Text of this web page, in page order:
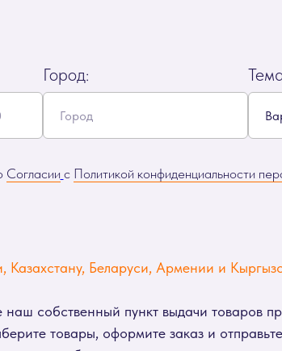
Город:
Согласии с Политикой конфиденциальности
Беларуси, Армении и
собственный пункт выдачи товаров
товары, оформите заказ и